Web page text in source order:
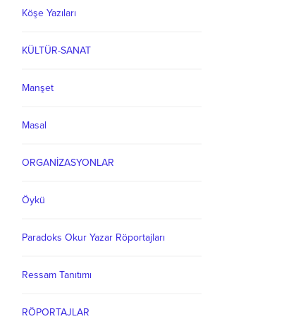
Köşe Yazıları
KÜLTÜR-SANAT
Manşet
Masal
ORGANİZASYONLAR
Öykü
Paradoks Okur Yazar Röportajları
Ressam Tanıtımı
RÖPORTAJLAR